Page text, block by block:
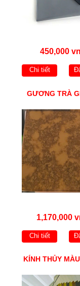
450,000
Chi tiết
GƯƠNG TRÀ
1,170,000
Chi tiết
KÍNH THỦY